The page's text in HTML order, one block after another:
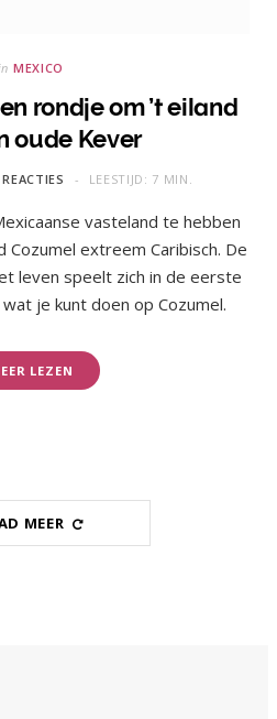
MEXICO
rondje om ’t eiland
oude Kever
LEESTIJD: 7 MIN.
vasteland te hebben
extreem Caribisch. De
leven speelt zich in de eerste
je kunt doen op Cozumel.
LEZEN
MEER